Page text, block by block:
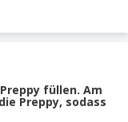
füllen. Am
Preppy, sodass